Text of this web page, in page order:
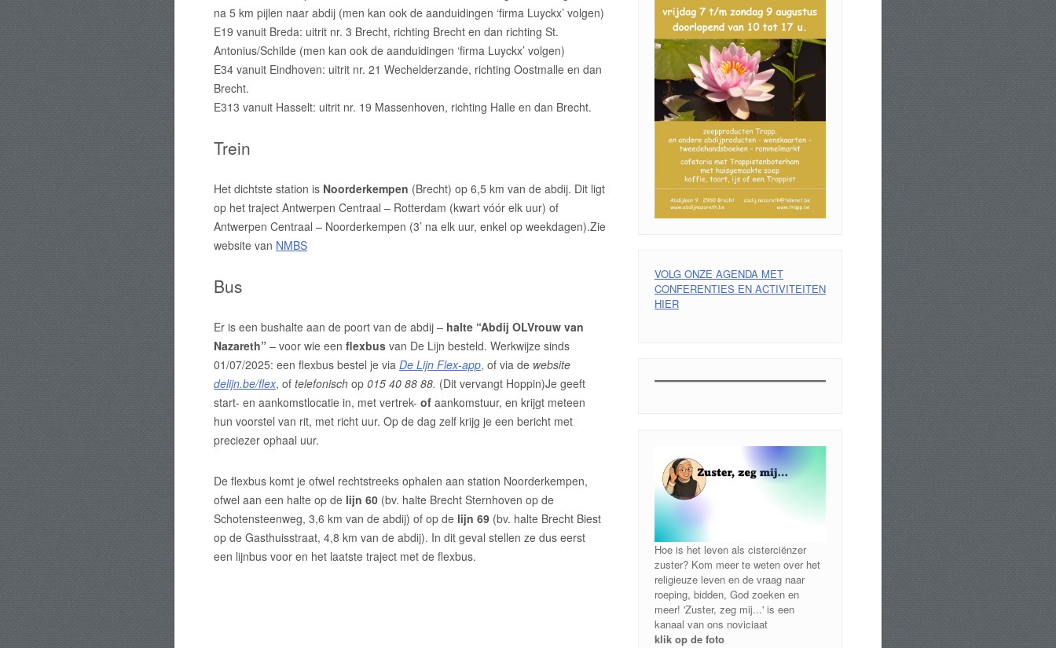
na 5 km pijlen naar abdij (men kan ook de aanduidingen ‘firma Luyckx’ volgen)
E19 vanuit Breda: uitrit nr. 3 Brecht, richting Brecht en dan richting St.
Antonius/Schilde (men kan ook de aanduidingen ‘firma Luyckx’ volgen)
E34 vanuit Eindhoven: uitrit nr. 21 Wechelderzande, richting Oostmalle en dan
Brecht.
E313 vanuit Hasselt: uitrit nr. 19 Massenhoven, richting Halle en dan Brecht.
Trein
Het dichtste station is Noorderkempen (Brecht) op 6,5 km van de abdij. Dit ligt
op het traject Antwerpen Centraal – Rotterdam (kwart vóór elk uur) of
Antwerpen Centraal – Noorderkempen (3’ na elk uur, enkel op weekdagen).Zie
website van NMBS
Bus
Er is een bushalte aan de poort van de abdij – halte “Abdij OLVrouw van
Nazareth” – voor wie een flexbus van De Lijn besteld. Werkwijze sinds
01/07/2025: een flexbus bestel je via De Lijn Flex-app, of via de website
delijn.be/flex, of telefonisch op 015 40 88 88. (Dit vervangt Hoppin)Je geeft
start- en aankomstlocatie in, met vertrek- of aankomstuur, en krijgt meteen
hun voorstel van rit, met richt uur. Op de dag zelf krijg je een bericht met
preciezer ophaal uur.
De flexbus komt je ofwel rechtstreeks ophalen aan station Noorderkempen,
ofwel aan een halte op de lijn 60 (bv. halte Brecht Sternhoven op de
Schotensteenweg, 3,6 km van de abdij) of op de lijn 69 (bv. halte Brecht Biest
op de Gasthuisstraat, 4,8 km van de abdij). In dit geval stellen ze dus eerst
een lijnbus voor en het laatste traject met de flexbus.
VOLG ONZE AGENDA MET
CONFERENTIES EN ACTIVITEITEN
HIER
Hoe is het leven als cisterciënzer
zuster? Kom meer te weten over het
religieuze leven en de vraag naar
roeping, bidden, God zoeken en
meer! 'Zuster, zeg mij...' is een
kanaal van ons noviciaat
klik op de foto